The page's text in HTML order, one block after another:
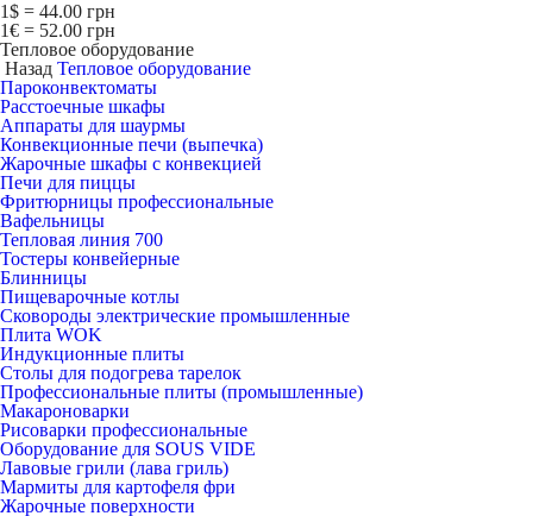
1$ = 44.00 грн
1€ = 52.00 грн
Тепловое оборудование
Назад Тепловое оборудование
Пароконвектоматы
Расcтоечные шкафы
Аппараты для шаурмы
Конвекционные печи (выпечка)
Жарочные шкафы с конвекцией
Печи для пиццы
Фритюрницы профессиональные
Вафельницы
Тепловая линия 700
Тостеры конвейерные
Блинницы
Пищеварочные котлы
Сковороды электрические промышленные
Плита WOK
Индукционные плиты
Столы для подогрева тарелок
Профессиональные плиты (промышленные)
Макароноварки
Рисоварки профессиональные
Оборудование для SOUS VIDE
Лавовые грили (лава гриль)
Мармиты для картофеля фри
Жарочные поверхности